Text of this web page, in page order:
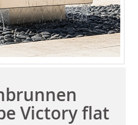
Victory flat